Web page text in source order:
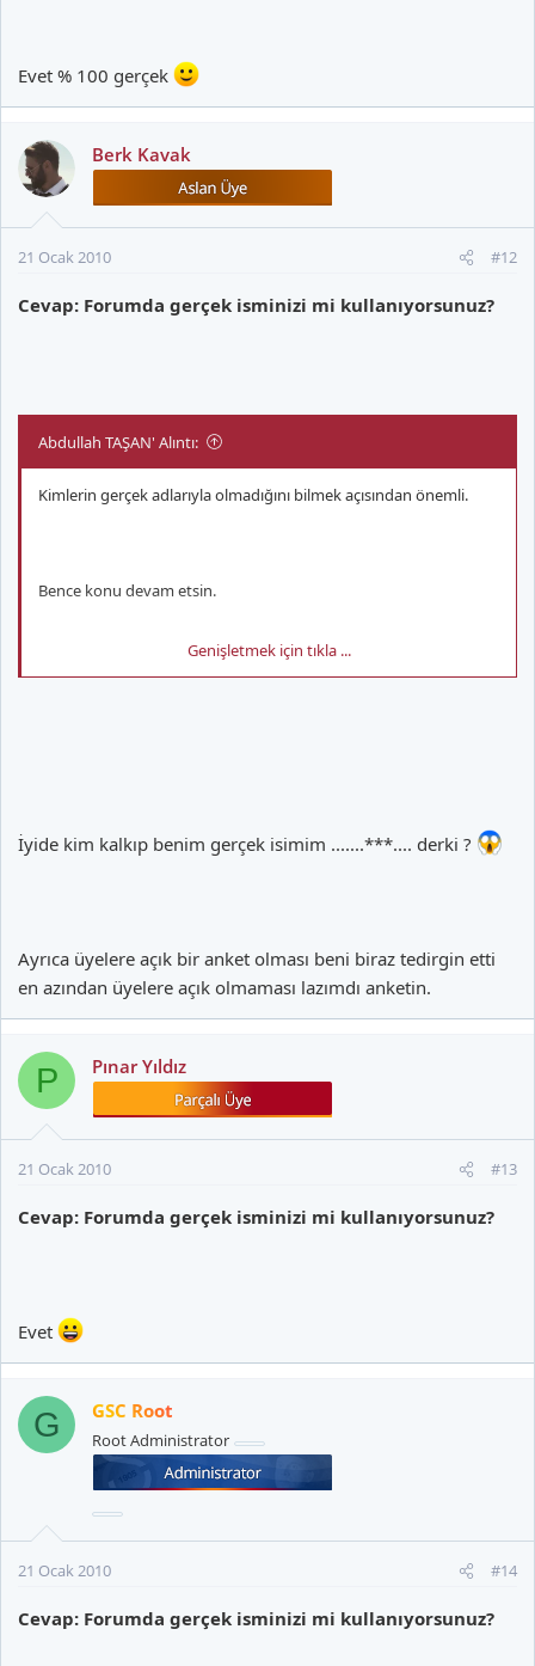
Evet % 100 gerçek
Berk Kavak
21 Ocak 2010 #12
Cevap: Forumda gerçek isminizi mi kullanıyorsunuz?
Abdullah TAŞAN' Alıntı:
Kimlerin gerçek adlarıyla olmadığını bilmek açısından önemli.
Bence konu devam etsin.
Genişletmek için tıkla ...
İyide kim kalkıp benim gerçek isimim .......***.... derki ?
Ayrıca üyelere açık bir anket olması beni biraz tedirgin etti
en azından üyelere açık olmaması lazımdı anketin.
P Pınar Yıldız
21 Ocak 2010 #13
Cevap: Forumda gerçek isminizi mi kullanıyorsunuz?
Evet
G GSC Root
Root Administrator
21 Ocak 2010 #14
Cevap: Forumda gerçek isminizi mi kullanıyorsunuz?